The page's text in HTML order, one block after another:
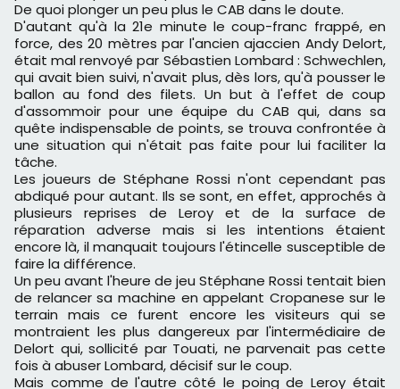
De quoi plonger un peu plus le CAB dans le doute.
D'autant qu'à la 21e minute le coup-franc frappé, en
force, des 20 mètres par l'ancien ajaccien Andy Delort,
était mal renvoyé par Sébastien Lombard : Schwechlen,
qui avait bien suivi, n'avait plus, dès lors, qu'à pousser le
ballon au fond des filets. Un but à l'effet de coup
d'assommoir pour une équipe du CAB qui, dans sa
quête indispensable de points, se trouva confrontée à
une situation qui n'était pas faite pour lui faciliter la
tâche.
Les joueurs de Stéphane Rossi n'ont cependant pas
abdiqué pour autant. Ils se sont, en effet, approchés à
plusieurs reprises de Leroy et de la surface de
réparation adverse mais si les intentions étaient
encore là, il manquait toujours l'étincelle susceptible de
faire la différence.
Un peu avant l'heure de jeu Stéphane Rossi tentait bien
de relancer sa machine en appelant Cropanese sur le
terrain mais ce furent encore les visiteurs qui se
montraient les plus dangereux par l'intermédiaire de
Delort qui, sollicité par Touati, ne parvenait pas cette
fois à abuser Lombard, décisif sur le coup.
Mais comme de l'autre côté le poing de Leroy était